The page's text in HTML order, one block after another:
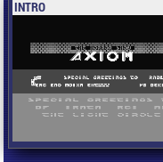
INTRO